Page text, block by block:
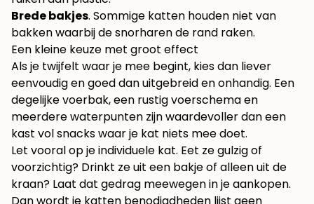
Brede bakjes. Sommige katten houden niet van
bakken waarbij de snorharen de rand raken.
Een kleine keuze met groot effect
Als je twijfelt waar je mee begint, kies dan liever
eenvoudig en goed dan uitgebreid en onhandig. Een
degelijke voerbak, een rustig voerschema en
meerdere waterpunten zijn waardevoller dan een
kast vol snacks waar je kat niets mee doet.
Let vooral op je individuele kat. Eet ze gulzig of
voorzichtig? Drinkt ze uit een bakje of alleen uit de
kraan? Laat dat gedrag meewegen in je aankopen.